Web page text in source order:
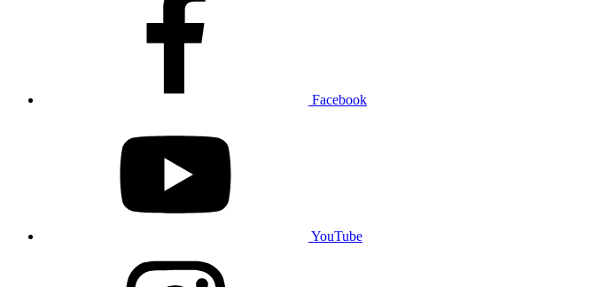
Facebook
YouTube